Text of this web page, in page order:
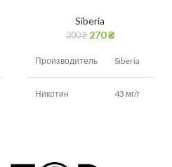
Siberia
300₴ 270₴
Производитель Siberia
Никотин 43 мг/г